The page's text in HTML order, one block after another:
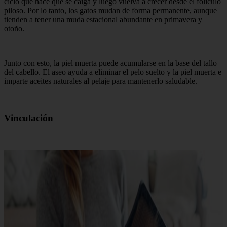
piloso. Por lo tanto, los gatos mudan de forma permanente, aunque
tienden a tener una muda estacional abundante en primavera y
otoño.
Junto con esto, la piel muerta puede acumularse en la base del tallo
del cabello. El aseo ayuda a eliminar el pelo suelto y la piel muerta e
imparte aceites naturales al pelaje para mantenerlo saludable.
Vinculación